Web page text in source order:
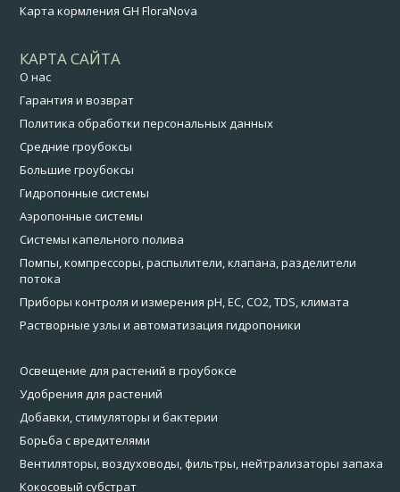
Карта кормления GH FloraNova
КАРТА САЙТА
О нас
Гарантия и возврат
Политика обработки персональных данных
Средние гроубоксы
Большие гроубоксы
Гидропонные системы
Аэропонные системы
Системы капельного полива
Помпы, компрессоры, распылители, клапана, разделители
потока
Приборы контроля и измерения pH, EC, CO2, TDS, климата
Растворные узлы и автоматизация гидропоники
Освещение для растений в гроубоксе
Удобрения для растений
Добавки, стимуляторы и бактерии
Борьба с вредителями
Вентиляторы, воздуховоды, фильтры, нейтрализаторы запаха
Кокосовый субстрат